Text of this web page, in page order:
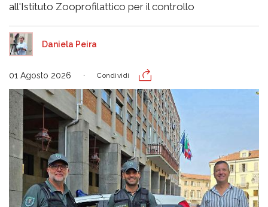
all'Istituto Zooprofilattico per il controllo
Daniela Peira
01 Agosto 2026 Condividi